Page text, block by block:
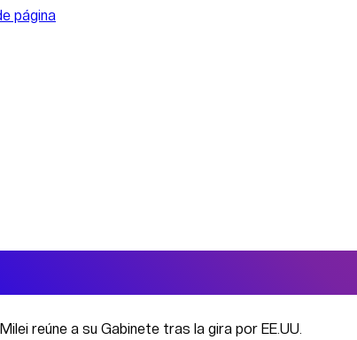
página
Milei reúne a su Gabinete tras la gira por EE.UU.